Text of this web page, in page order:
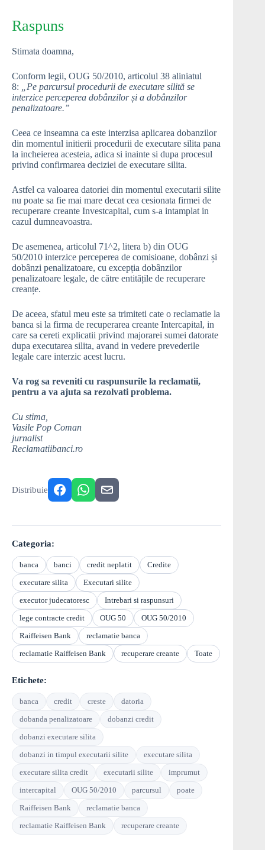
Raspuns
Stimata doamna,
Conform legii, OUG 50/2010, articolul 38 aliniatul
8:
„Pe parcursul procedurii de executare silită se
interzice perceperea dobânzilor și a dobânzilor
penalizatoare.”
Ceea ce inseamna ca este interzisa aplicarea dobanzilor
din momentul initierii procedurii de executare silita pana
la incheierea acesteia, adica si inainte si dupa procesul
privind confirmarea deciziei de executare silita.
Astfel ca valoarea datoriei din momentul executarii silite
nu poate sa fie mai mare decat cea cesionata firmei de
recuperare creante Investcapital, cum s-a intamplat in
cazul dumneavoastra.
De asemenea, articolul 71^2, litera b) din OUG
50/2010 interzice perceperea de comisioane, dobânzi și
dobânzi penalizatoare, cu excepția dobânzilor
penalizatoare legale, de către entitățile de recuperare
creanțe.
De aceea, sfatul meu este sa trimiteti cate o reclamatie la
banca si la firma de recuperarea creante Intercapital, in
care sa cereti explicatii privind majorarei sumei datorate
dupa executarea silita, avand in vedere prevederile
legale care interzic acest lucru.
Va rog sa reveniti cu raspunsurile la reclamatii,
pentru a va ajuta sa rezolvati problema.
Cu stima,
Vasile Pop Coman
jurnalist
Reclamatiibanci.ro
Distribuie
Categoria:
banca banci credit neplatit
Credite
executare silita
Executari silite
executor judecatoresc
Intrebari si raspunsuri
lege contracte credit
OUG 50
OUG 50/2010
Raiffeisen Bank
reclamatie banca
reclamatie Raiffeisen Bank
recuperare creante Toate
Etichete:
banca credit creste
datoria
dobanda penalizatoare
dobanzi credit
dobanzi executare silita
dobanzi in timpul executarii silite
executare silita
executare silita credit
executarii silite
imprumut
intercapital
OUG 50/2010 parcursul
poate
Raiffeisen Bank
reclamatie banca
reclamatie Raiffeisen Bank
recuperare creante